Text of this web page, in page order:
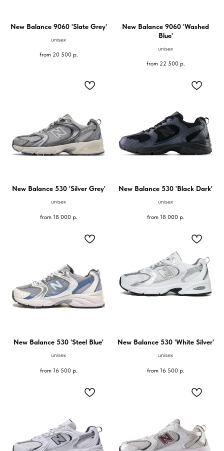
New Balance 9060 'Slate Grey'
unisex
from 20 500 р.
New Balance 9060 'Washed
Blue'
unisex
from 22 500 р.
New Balance 530 'Silver Grey'
unisex
from 18 000 р.
New Balance 530 'Black Dark'
unisex
from 18 000 р.
New Balance 530 'Steel Blue'
unisex
from 16 500 р.
New Balance 530 'White Silver'
unisex
from 16 500 р.